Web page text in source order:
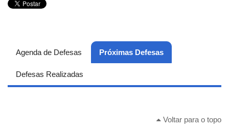
Agenda de Defesas Próximas Defesas
Defesas Realizadas
Voltar para o topo